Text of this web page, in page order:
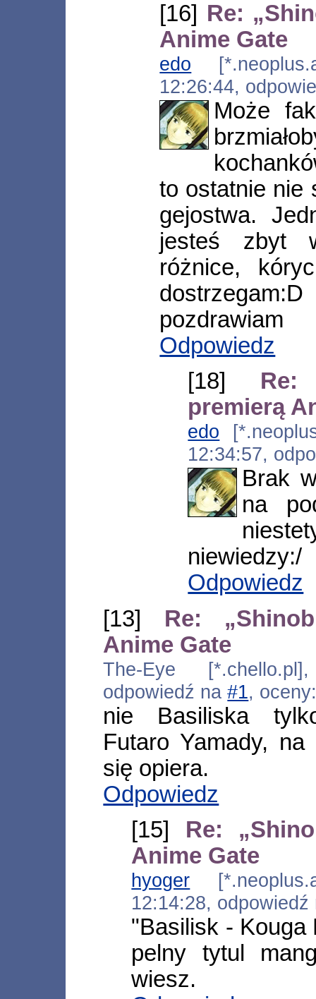
[16] Re:
Anime Gate
edo
12:26:44,
Może
to ostatnie nie
gejostwa.
jesteś zbyt
różnice,
dostrzegam:D
pozdrawiam
Odpowiedz
[18] Re:
premierą
edo
12:34:57,
Brak
na
niewiedzy:/
Odpowiedz
[13] Re:
Anime Gate
The-Eye
odpowiedź na#1,
nie Basiliska
Futaro Yamady,
się opiera.
Odpowiedz
[15] Re:
Anime Gate
hyoger
12:14:28,
"Basilisk - Kouga
pelny tytul
wiesz.